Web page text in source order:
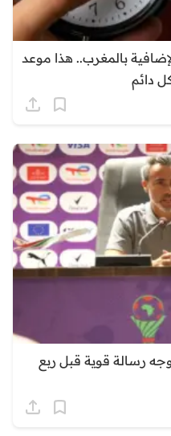
بالمغرب.. هذا موعد
دائم
رسالة قوية قبل ربع